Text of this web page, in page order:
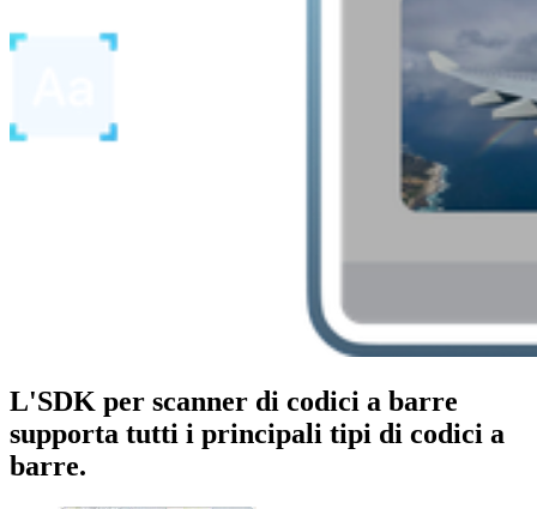
L'SDK per scanner di codici a barre
supporta tutti i principali tipi di codici a
barre.